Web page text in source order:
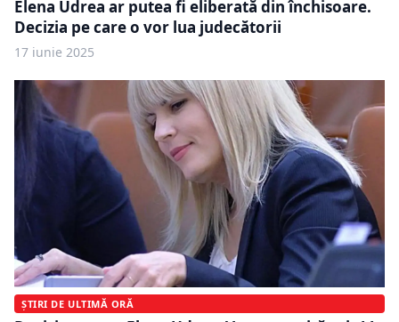
Elena Udrea ar putea fi eliberată din închisoare.
Decizia pe care o vor lua judecătorii
17 iunie 2025
ȘTIRI DE ULTIMĂ ORĂ